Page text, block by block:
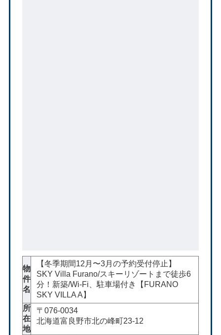
物
件
名
【冬季期間12月〜3月の予約受付停止】
SKY Villa Furano/スキーリゾートまで徒歩6
分！新築/Wi-Fi、駐車場付き【FURANO
SKY VILLA A】
所
在
地
〒076-0034
北海道富良野市北の峰町23-12